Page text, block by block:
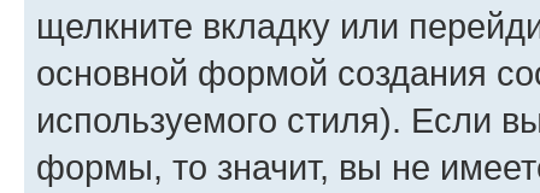
щелкните вкладку или
основной формой создания
используемого стиля). Если
формы, то значит, вы не